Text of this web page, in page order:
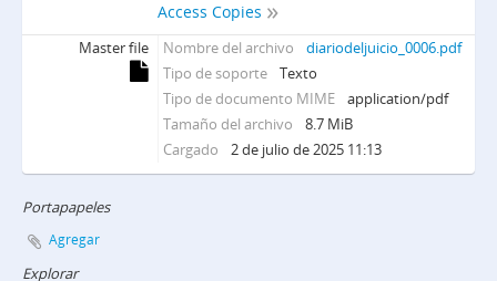
Access Copies
Master file Nombre del archivo
diariodeljuicio_0006.pdf
Tipo de soporte
Texto
Tipo de documento MIME
application/pdf
Tamaño del archivo
8.7 MiB
Cargado
2 de julio de 2025 11:13
Portapapeles
Agregar
Explorar